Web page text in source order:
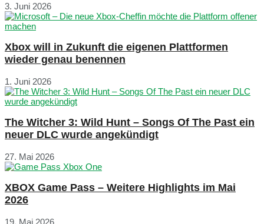
3. Juni 2026
Xbox will in Zukunft die eigenen Plattformen
wieder genau benennen
1. Juni 2026
The Witcher 3: Wild Hunt – Songs Of The Past ein
neuer DLC wurde angekündigt
27. Mai 2026
XBOX Game Pass – Weitere Highlights im Mai
2026
19. Mai 2026